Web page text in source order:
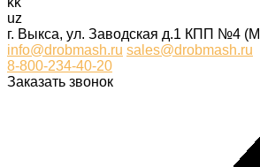
uz
г. Выкса, ул. Заводская д.1 КПП №4
info@drobmash.ru sales@drobmash.ru
8-800-234-40-20
Заказать звонок